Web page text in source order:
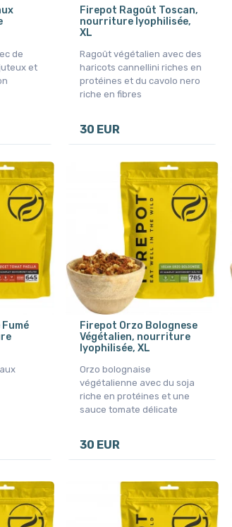
de
et
Firepot Ragoût Toscan,
nourriture lyophilisée,
XL
Ragoût végétalien avec des
haricots cannellini riches en
protéines et du cavolo nero
riche en fibres
30 EUR
Firepot Orzo Bolognese
Végétalien, nourriture
lyophilisée, XL
Orzo bolognaise
végétalienne avec du soja
riche en protéines et une
sauce tomate délicate
30 EUR